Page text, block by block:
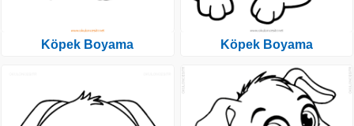
Köpek Boyama Köpek Boyama